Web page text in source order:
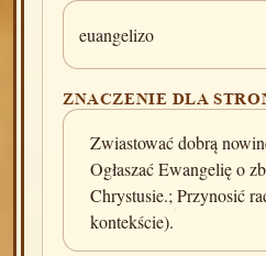
euangelizo
ZNACZENIE DLA
Zwiastować dobrą
Ogłaszać Ewangelię o
Chrystusie.; Przynosić
kontekście).